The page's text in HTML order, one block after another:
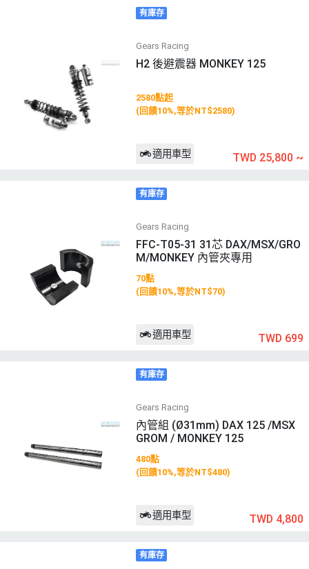
有庫存
Gears Racing
H2 後避震器 MONKEY 125
2580點起
(回饋10%,等於NT$2580)
適用車型 TWD 25,800 ~
有庫存
Gears Racing
FFC-T05-31 31芯 DAX/MSX/GRO
M/MONKEY 內管夾專用
70點
(回饋10%,等於NT$70)
適用車型 TWD 699
有庫存
Gears Racing
內管組 (Ø31mm) DAX 125 /MSX
GROM / MONKEY 125
480點
(回饋10%,等於NT$480)
適用車型 TWD 4,800
有庫存